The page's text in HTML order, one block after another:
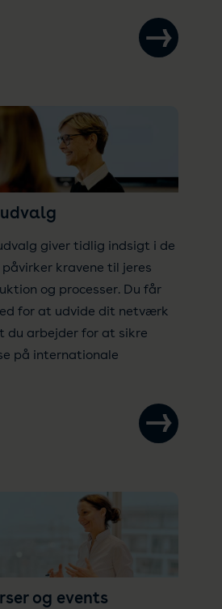
giver tidlig indsigt i de
kravene til jeres
og processer. Du får
for at udvide dit netværk
du arbejder for at sikre
på internationale
og events